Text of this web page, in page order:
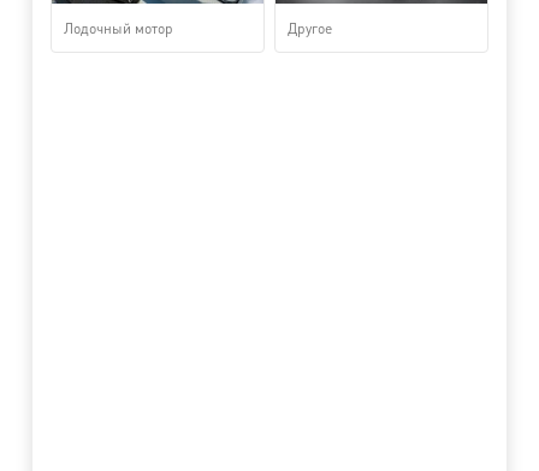
Лодочный мотор Другое